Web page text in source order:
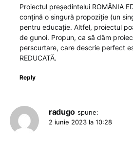
Proiectul președintelui ROMÂNIA
conțină o singură propoziție (un
pentru educație. Altfel, proiectul
de gunoi. Propun, ca să dăm
perscurtare, care descrie perfect
REDUCATĂ.
Reply
radugo spune:
2 iunie 2023 la 10:28